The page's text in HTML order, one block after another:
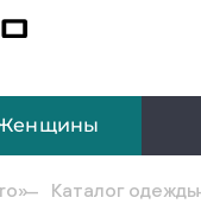
Каталог одежды